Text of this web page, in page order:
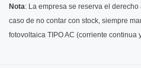
Nota: La empresa se reserva el
caso de no contar con stock, siempre
fotovoltaica TIPO AC (corriente continua